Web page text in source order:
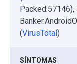
Packed.57146),
(VirusTotal)
SÍNTOMAS